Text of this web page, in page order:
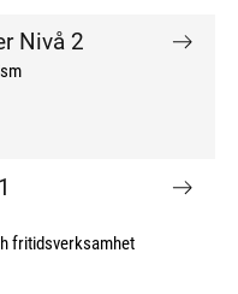
Nivå 2
fritidsverksamhet